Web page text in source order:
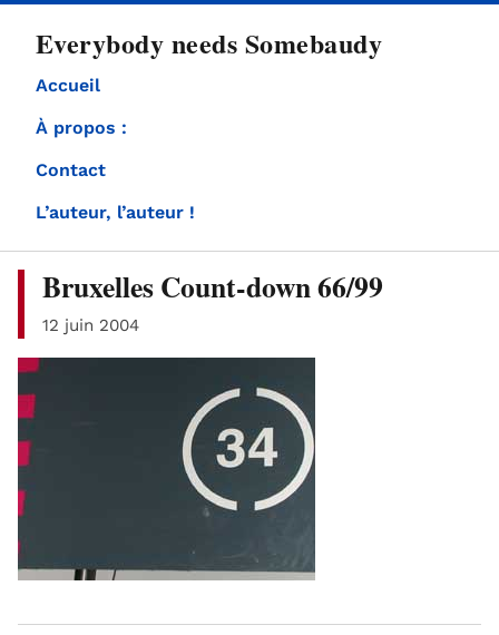
Everybody needs Somebaudy
Accueil
À propos :
Contact
L’auteur, l’auteur !
Bruxelles Count-down 66/99
12 juin 2004